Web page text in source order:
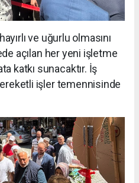
ve uğurlu olmasını
açılan her yeni işletme
katkı sunacaktır. İş
işler temennisinde